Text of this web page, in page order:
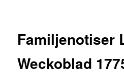
Familjenotiser
Weckoblad